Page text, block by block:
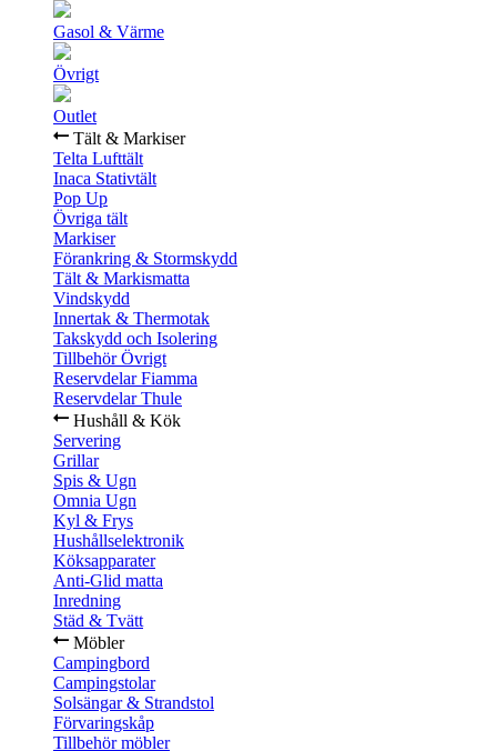
Gasol & Värme
Övrigt
Outlet
Tält & Markiser
Telta Lufttält
Inaca Stativtält
Pop Up
Övriga tält
Markiser
Förankring & Stormskydd
Tält & Markismatta
Vindskydd
Innertak & Thermotak
Takskydd och Isolering
Tillbehör Övrigt
Reservdelar Fiamma
Reservdelar Thule
Hushåll & Kök
Servering
Grillar
Spis & Ugn
Omnia Ugn
Kyl & Frys
Hushållselektronik
Köksapparater
Anti-Glid matta
Inredning
Städ & Tvätt
Möbler
Campingbord
Campingstolar
Solsängar & Strandstol
Förvaringskåp
Tillbehör möbler